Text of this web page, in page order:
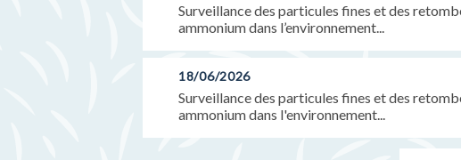
Surveillance des particules fines et des
ammonium dans l’environnement...
18/06/2026
Surveillance des particules fines et des
ammonium dans l'environnement...